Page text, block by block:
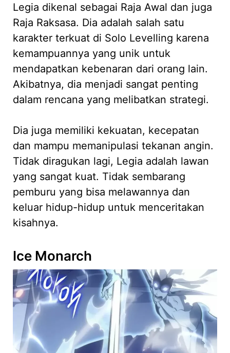
Legia dikenal sebagai Raja Awal dan juga
Raja Raksasa. Dia adalah salah satu
karakter terkuat di Solo Levelling karena
kemampuannya yang unik untuk
mendapatkan kebenaran dari orang lain.
Akibatnya, dia menjadi sangat penting
dalam rencana yang melibatkan strategi.
Dia juga memiliki kekuatan, kecepatan
dan mampu memanipulasi tekanan angin.
Tidak diragukan lagi, Legia adalah lawan
yang sangat kuat. Tidak sembarang
pemburu yang bisa melawannya dan
keluar hidup-hidup untuk menceritakan
kisahnya.
Ice Monarch